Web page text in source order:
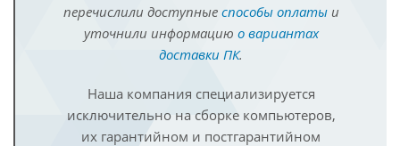
перечислили доступные способы оплатыи
уточнили информацию о вариантах
доставки ПК.
Наша компания специализируется
исключительно на сборке компьютеров,
их гарантийном и постгарантийном